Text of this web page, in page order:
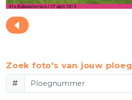
Zoek foto's van jouw ploeg
#